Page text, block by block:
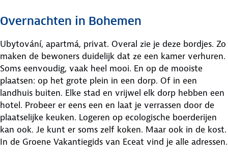
Overnachten in Bohemen
Ubytování, apartmá, privat. Overal zie je deze bordjes. Zo
maken de bewoners duidelijk dat ze een kamer verhuren.
Soms eenvoudig, vaak heel mooi. En op de mooiste
plaatsen: op het grote plein in een dorp. Of in een
landhuis buiten. Elke stad en vrijwel elk dorp hebben een
hotel. Probeer er eens een en laat je verrassen door de
plaatselijke keuken. Logeren op ecologische boerderijen
kan ook. Je kunt er soms zelf koken. Maar ook in de kost.
In de Groene Vakantiegids van Eceat vind je alle adressen.